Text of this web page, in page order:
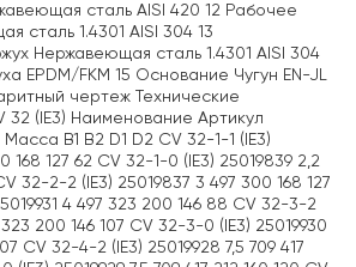
сталь AISI 420 12 Рабочее
сталь 1.4301 AISI 304 13
Нержавеющая сталь 1.4301 AISI 304
EPDM/FKM 15 Основание Чугун EN-JL
чертеж Технические
32 (IE3) Наименование Артикул
B1 B2 D1 D2 CV 32-1-1 (IE3)
168 127 62 CV 32-1-0 (IE3) 25019839 2,2
32-2-2 (IE3) 25019837 3 497 300 168 127
4 497 323 200 146 88 CV 32-3-2
323 200 146 107 CV 32-3-0 (IE3) 25019930
CV 32-4-2 (IE3) 25019928 7,5 709 417